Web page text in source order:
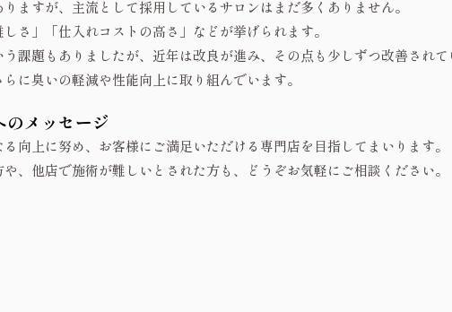
ますが、主流として採用しているサロンはまだ多くありません。
さ」「仕入れコストの高さ」などが挙げられます。
課題もありましたが、近年は改良が進み、その点も少しずつ改善され
に臭いの軽減や性能向上に取り組んでいます。
メッセージ
向上に努め、お客様にご満足いただける専門店を目指してまいります。
、他店で施術が難しいとされた方も、どうぞお気軽にご相談ください。